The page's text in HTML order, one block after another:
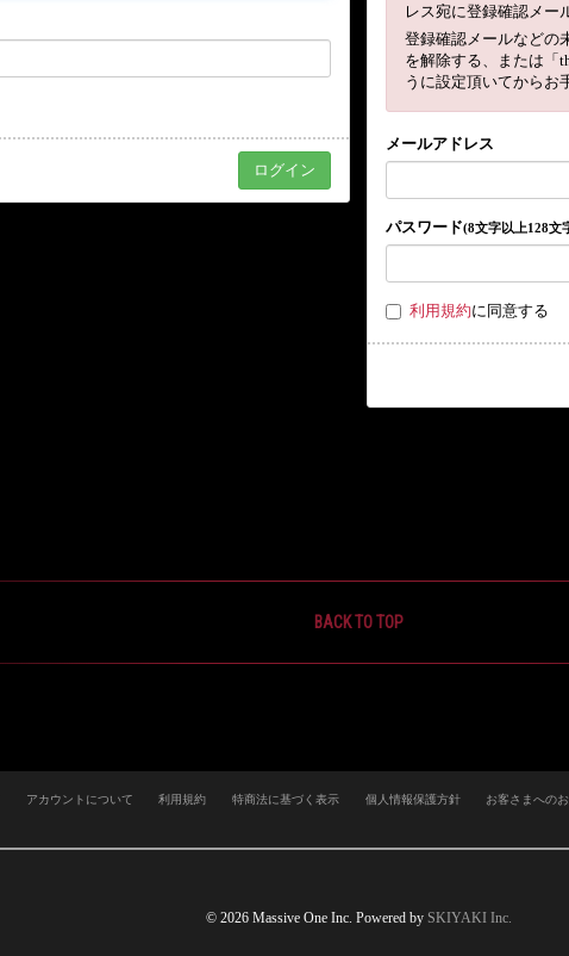
レス宛に登録確認メー
登録確認メールなどの
を解除する、または「
うに設定頂いてからお
メールアドレス
パスワード(8文字以上128文
利用規約に同意する
BACK TO TOP
アカウントについて 利用規約 特商法に基づく表示 個人情報保護方針 お客さまへの
© 2026 Massive One Inc. Powered by SKIYAKI Inc.